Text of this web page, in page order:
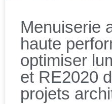
Menuiserie
haute
optimiser
et RE2020
projets